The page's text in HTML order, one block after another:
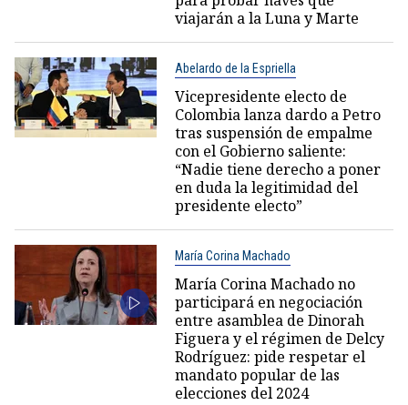
viajarán a la Luna y Marte
Abelardo de la Espriella
Vicepresidente electo de
Colombia lanza dardo a Petro
tras suspensión de empalme
con el Gobierno saliente:
“Nadie tiene derecho a poner
en duda la legitimidad del
presidente electo”
María Corina Machado
María Corina Machado no
participará en negociación
entre asamblea de Dinorah
Figuera y el régimen de Delcy
Rodríguez: pide respetar el
mandato popular de las
elecciones del 2024